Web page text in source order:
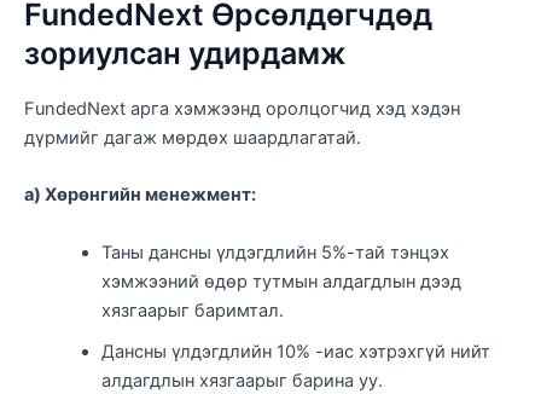
FundedNext Өрсөлдөгчдөд
зориулсан удирдамж
FundedNext арга хэмжээнд оролцогчид хэд хэдэн
дүрмийг дагаж мөрдөх шаардлагатай.
a) Хөрөнгийн менежмент:
Таны дансны үлдэгдлийн 5%-тай тэнцэх
хэмжээний өдөр тутмын алдагдлын дээд
хязгаарыг баримтал.
Дансны үлдэгдлийн 10% -иас хэтрэхгүй нийт
алдагдлын хязгаарыг барина уу.